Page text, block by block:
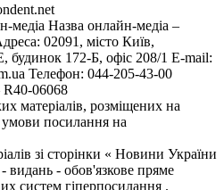
медіа Назва онлайн-медіа –
02091, місто Київ,
172-Б, офіс 208/1 E-mail:
Телефон: 044-205-43-00
R40-06068
матеріалів, розміщених на
умови посилання на
зі сторінки « Новини України
- видань - обов'язкове пряме
систем гіперпосилання .